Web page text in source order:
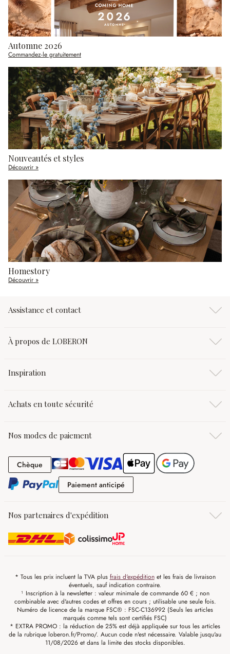
Automne 2026
Commandez-le gratuitement
Nouveautés et styles
Découvrir »
Homestory
Découvrir »
Assistance et contact
À propos de LOBERON
Inspiration
Achats en toute sécurité
Nos modes de paiement
Chèque Chèque
Paiement anticipé
Nos partenaires d'expédition
* Tous les prix incluent la TVA plus frais d'expéditionet les frais de livraison
éventuels, sauf indication contraire.
¹ Inscription à la newsletter : valeur minimale de commande 60 € ; non
combinable avec d'autres codes et offres en cours ; utilisable une seule fois.
Numéro de licence de la marque FSC® : FSC-C136992 (Seuls les articles
marqués comme tels sont certifiés FSC)
* EXTRA PROMO : la réduction de 25% est déjà appliquée sur tous les articles
de la rubrique loberon.fr/Promo/. Aucun code n'est nécessaire. Valable jusqu'au
11/08/2026 et dans la limite des stocks disponibles.